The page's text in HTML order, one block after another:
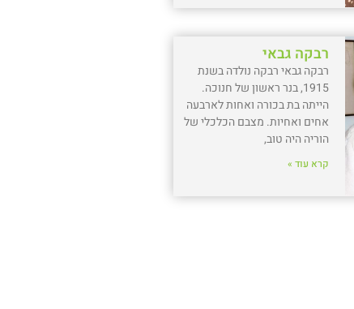
רבקה גבאי
רבקה גבאי רבקה נולדה בשנת
1915, בנר ראשון של חנוכה.
הייתה בת בכורה ואחות לארבעה
אחים ואחיות. מצבם הכלכלי של
הוריה היה טוב,
קרא עוד »